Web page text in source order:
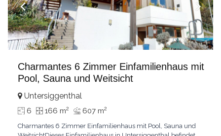
Charmantes 6 Zimmer Einfamilienhaus mit
Pool, Sauna und Weitsicht
Untersiggenthal
6 166 m2 607 m2
Charmantes 6 Zimmer Einfamilienhaus mit Pool, Sauna und